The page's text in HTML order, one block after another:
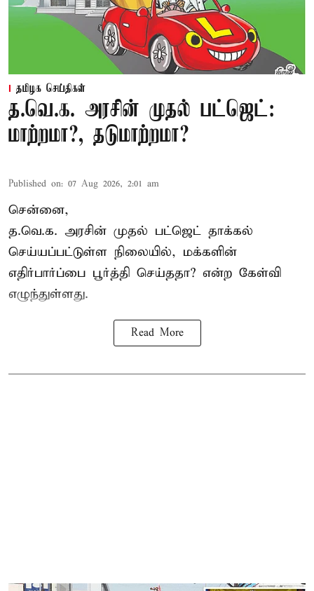
தமிழக செய்திகள்
த.வெ.க. அரசின் முதல் பட்ஜெட்:
மாற்றமா?, தடுமாற்றமா?
Published on: 07 Aug 2026, 2:01 am
சென்னை,
த.வெ.க. அரசின் முதல் பட்ஜெட் தாக்கல்
செய்யப்பட்டுள்ள நிலையில், மக்களின்
எதிர்பார்ப்பை பூர்த்தி செய்ததா? என்ற கேள்வி
எழுந்துள்ளது.
Read More